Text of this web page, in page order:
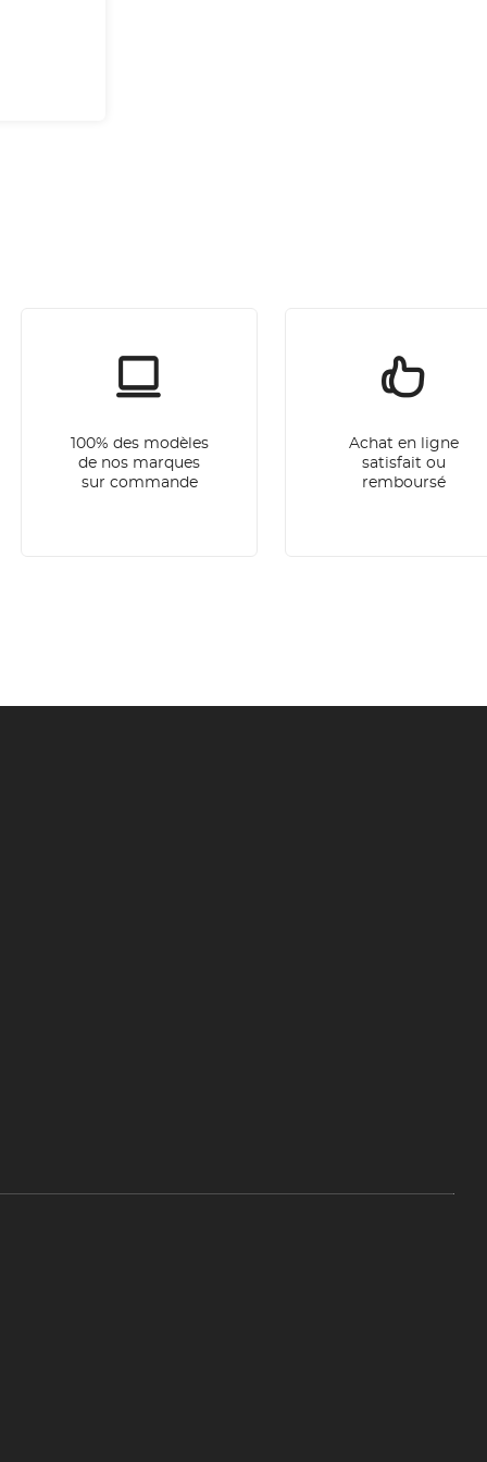
100% des modèles
de nos marques
sur commande
Achat en ligne
satisfait ou
remboursé